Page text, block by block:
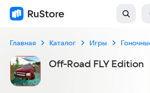
Главная Каталог Игры
Off-Road FLY Edition